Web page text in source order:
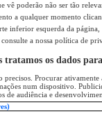
vê poderão não ser tão
a qualquer momento
inferior esquerda da página,
a nossa política de
tratamos os dados
precisos. Procurar
num dispositivo.
de audiência e